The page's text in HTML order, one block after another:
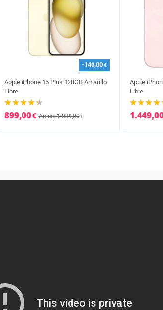
-140,00€
Apple iPhone 15 Plus 128GB Amarillo
Libre
899,00€ Antes: 1.039,00€
Apple
Libre